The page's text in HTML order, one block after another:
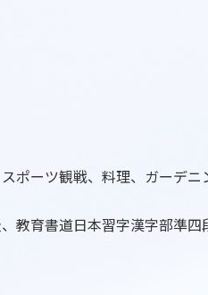
ポーツ観戦、料理、ガーデニ
教育書道日本習字漢字部準